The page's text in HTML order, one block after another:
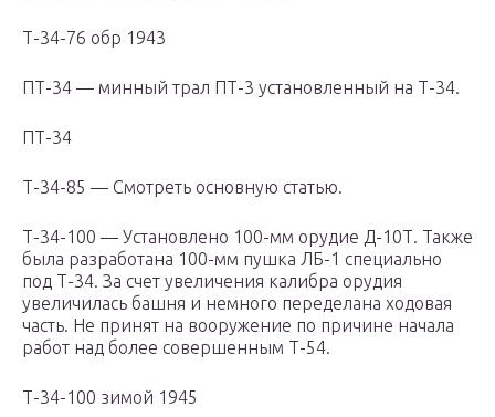
Т-34-76 обр 1943
ПТ-34 — минный трал ПТ-3 установленный на Т-34.
ПТ-34
Т-34-85 — Смотреть основную статью.
Т-34-100 — Установлено 100-мм орудие Д-10Т. Также
была разработана 100-мм пушка ЛБ-1 специально
под Т-34. За счет увеличения калибра орудия
увеличилась башня и немного переделана ходовая
часть. Не принят на вооружение по причине начала
работ над более совершенным Т-54.
Т-34-100 зимой 1945